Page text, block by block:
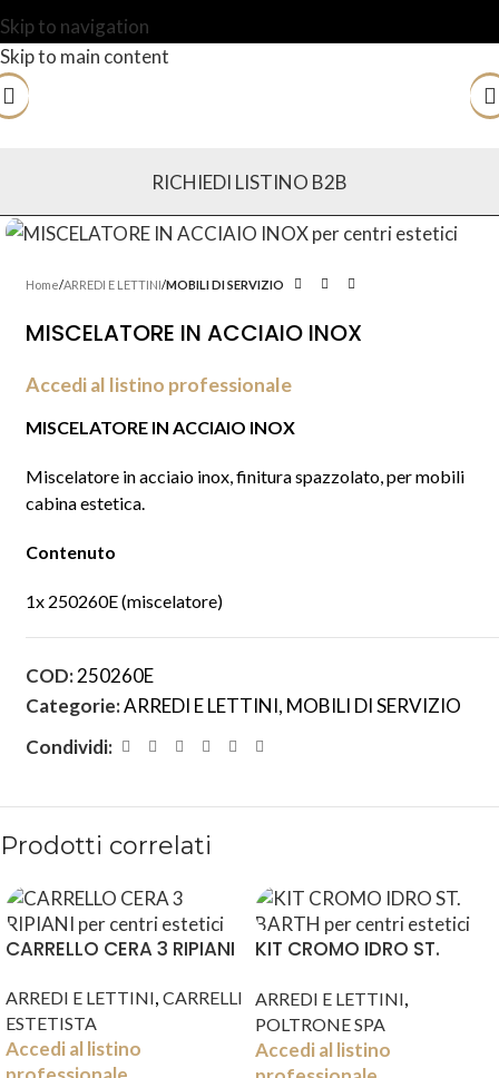
Skip to navigation
Skip to main content
RICHIEDI LISTINO B2B
Home ARREDI E LETTINI MOBILI DI SERVIZIO
MISCELATORE IN ACCIAIO INOX
Accedi al listino professionale
MISCELATORE IN ACCIAIO INOX
Miscelatore in acciaio inox, finitura spazzolato, per mobili
cabina estetica.
Contenuto
1x 250260E (miscelatore)
COD:250260E
Categorie:ARREDI E LETTINI, MOBILI DI SERVIZIO
Condividi:
Prodotti correlati
CARRELLO CERA 3 RIPIANI
ARREDI E LETTINI, CARRELLI
ESTETISTA
Accedi al listino
KIT CROMO IDRO ST.
ARREDI E LETTINI,
POLTRONE SPA
Accedi al listino